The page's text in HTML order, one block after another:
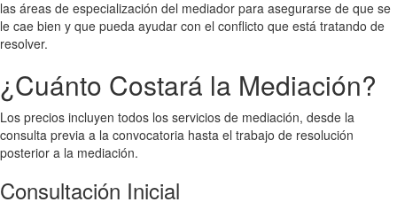
las áreas de especialización del mediador para asegurarse de que se
le cae bien y que pueda ayudar con el conflicto que está tratando de
resolver.
¿Cuánto Costará la Mediación?
Los precios incluyen todos los servicios de mediación, desde la
consulta previa a la convocatoria hasta el trabajo de resolución
posterior a la mediación.
Consultación Inicial